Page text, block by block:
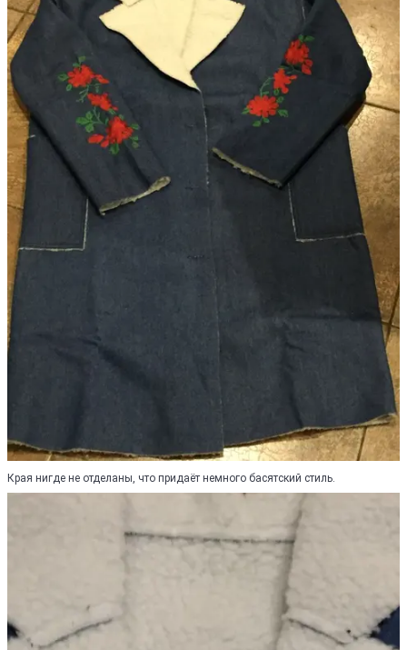
Края нигде не отделаны, что придаёт немного басятский стиль.